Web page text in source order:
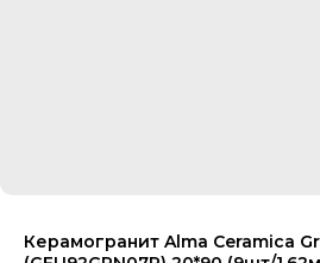
Керамогранит Alma Ceramica